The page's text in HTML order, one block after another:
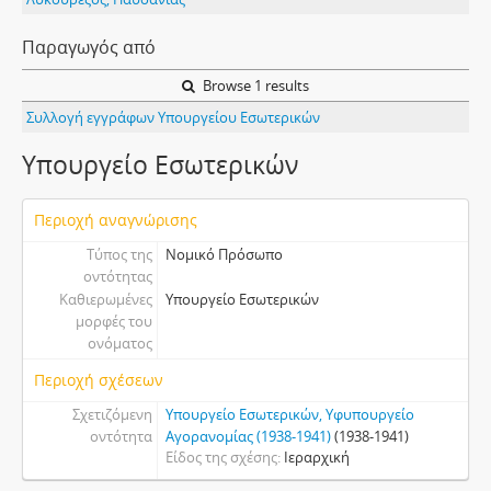
Παραγωγός από
Browse 1 results
Συλλογή εγγράφων Υπουργείου Εσωτερικών
Υπουργείο Εσωτερικών
Περιοχή αναγνώρισης
Τύπος της
οντότητας
Νομικό Πρόσωπο
Καθιερωμένες
μορφές του
ονόματος
Υπουργείο Εσωτερικών
Περιοχή σχέσεων
Σχετιζόμενη
οντότητα
Υπουργείο Εσωτερικών, Υφυπουργείο
Αγορανομίας (1938-1941)(1938-1941)
Είδος της σχέσης Ιεραρχική